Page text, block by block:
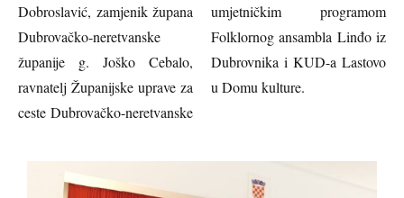
Dobroslavić, zamjenik župana
Dubrovačko-neretvanske
županije g. Joško Cebalo,
ravnatelj Županijske uprave za
ceste Dubrovačko-neretvanske
umjetničkim programom
Folklornog ansambla Linđo iz
Dubrovnika i KUD-a Lastovo
u Domu kulture.